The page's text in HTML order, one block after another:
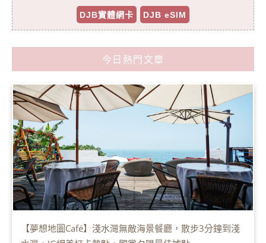
DJB實體網卡 DJB eSIM
今日熱門文章
【夢想地圖Café】淺水灣無敵海景餐廳，散步3分鐘到淺